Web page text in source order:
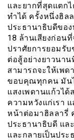
และยากที่สุดแตก
ทำได้ ครั้งหนึ่งฮิล
ประธานาธิบดีของ
18 ล้านเสียงก่อน
ปราศัยการยอมรับ
ต่อสู้อย่างยาวนา
สามารถจะให้เพ
ขอบคุณทุกคน มันไ
แสงเพดานแก้วได้
ความหวังแก่เรา
หน้าต่อมาฮิลลารี่
ประธานาธิบดี แล
และกลายเป็นปร